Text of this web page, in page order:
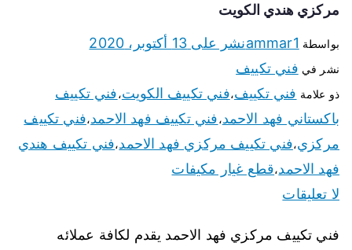
مركزي هندي الكويت
بواسطة ammar1نشر على 13 أكتوبر، 2020
نشر في فني تكييف
ذو علامة فني تكييف،فني تكييف الكويت،فني تكييف
باكستاني فهد الاحمد،فني تكييف فهد الاحمد،فني تكييف
مركزي،فني تكييف مركزي فهد الاحمد،فني تكييف هندي
فهد الاحمد،قطع غيار مكيفات
لا تعليقات
فني تكييف مركزي فهد الاحمد يقدم لكافة عملائه